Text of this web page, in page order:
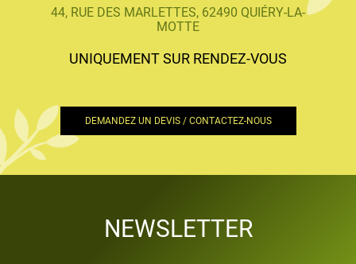
44, RUE DES MARLETTES, 62490 QUIÉRY-LA-
MOTTE
UNIQUEMENT SUR RENDEZ-VOUS
DEMANDEZ UN DEVIS / CONTACTEZ-NOUS
NEWSLETTER